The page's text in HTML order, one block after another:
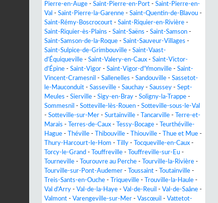
Pierre-en-Auge - Saint-Pierre-en-Port - Saint-Pierre-en-
Val - Saint-Pierre-la-Garenne - Saint-Quentin-de-Blavou -
Saint-Rémy-Boscrocourt - Saint-Riquier-en-Rivière -
Saint-Riquier-ès-Plains - Saint-Saëns - Saint-Samson -
Saint-Samson-de-la-Roque - Saint-Sauveur-Villages -
Saint-Sulpice-de-Grimbouville - Saint-Vaast-
d'Équiqueville - Saint-Valery-en-Caux - Saint-Victor-
d'Épine - Saint-Vigor - Saint-Vigor-d'Ymonville - Saint-
Vincent-Cramesnil - Sallenelles - Sandouville - Sassetot-
le-Mauconduit - Sasseville - Sauchay - Saussey - Sept-
Meules - Sierville - Sigy-en-Bray - Soligny-la-Trappe -
Sommesnil - Sotteville-lès-Rouen - Sotteville-sous-le-Val
- Sotteville-sur-Mer - Surtainville - Tancarville -
Terre-et-
Marais - Terres-de-Caux - Tessy-Bocage -
Teurthéville-
Hague - Théville - Thibouville - Thiouville - Thue et Mue -
Thury-Harcourt-le-Hom - Tilly - Tocqueville-en-Caux -
Torcy-le-Grand - Touffreville - Touffreville-sur-Eu -
Tourneville - Tourouvre au Perche - Tourville-la-Rivière -
Tourville-sur-Pont-Audemer - Toussaint - Toutainville -
Treis-Sants-en-Ouche - Triqueville - Trouville-la-Haule -
Val d'Arry - Val-de-la-Haye - Val-de-Reuil - Val-de-Saâne -
Valmont - Varengeville-sur-Mer - Vascœuil - Vattetot-